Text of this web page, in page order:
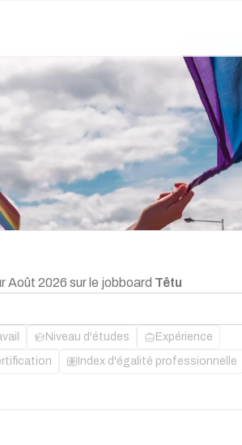
Août 2026 sur le jobboard Têtu
Niveau d'études Expérience
Index d'égalité professionnelle